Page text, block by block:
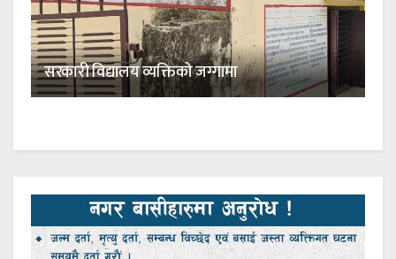
सरकारी विद्यालय व्यक्तिको जग्गामा